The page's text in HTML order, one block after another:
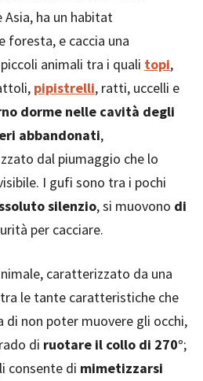
Asia, ha un habitat
foresta, e caccia una
animali tra i quali topi,
pipistrelli, ratti, uccelli e
dorme nelle cavità degli
abbandonati,
dal piumaggio che lo
I gufi sono tra i pochi
silenzio, si muovono di
per cacciare.
caratterizzato da una
le tante caratteristiche che
di non poter muovere gli occhi,
di ruotare il collo di 270°;
consente di mimetizzarsi